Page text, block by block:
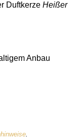
Duftkerze Heißer
Anbau
.